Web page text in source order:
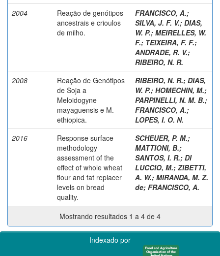
2004
Reação de genótipos
ancestrais e crioulos
de milho.
FRANCISCO, A.;
SILVA, J. F. V.; DIAS,
W. P.; MEIRELLES, W.
F.; TEIXEIRA, F. F.;
ANDRADE, R. V.;
RIBEIRO, N. R.
2008
Reação de Genótipos
de Soja a
Meloidogyne
mayaguensis e M.
ethiopica.
RIBEIRO, N. R.; DIAS,
W. P.; HOMECHIN, M.;
PARPINELLI, N. M. B.;
FRANCISCO, A.;
LOPES, I. O. N.
2016
Response surface
methodology
assessment of the
effect of whole wheat
flour and fat replacer
levels on bread
quality.
SCHEUER, P. M.;
MATTIONI, B.;
SANTOS, I. R.; DI
LUCCIO, M.; ZIBETTI,
A. W.; MIRANDA, M. Z.
de; FRANCISCO, A.
Mostrando resultados 1 a 4 de 4
Indexado por